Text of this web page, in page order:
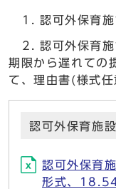
認可外保育
認可外保育
期限から遅れての
て、理由書(様式
認可外保育施
認可外保育
形式、